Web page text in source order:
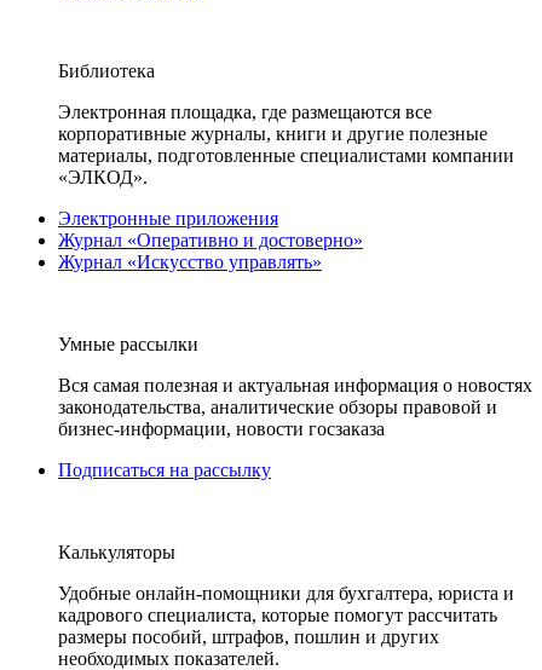
Библиотека
Электронная площадка, где размещаются все
корпоративные журналы, книги и другие полезные
материалы, подготовленные специалистами компании
«ЭЛКОД».
Электронные приложения
Журнал «Оперативно и достоверно»
Журнал «Искусство управлять»
Умные рассылки
Вся самая полезная и актуальная информация о новостях
законодательства, аналитические обзоры правовой и
бизнес-информации, новости госзаказа
Подписаться на рассылку
Калькуляторы
Удобные онлайн-помощники для бухгалтера, юриста и
кадрового специалиста, которые помогут рассчитать
размеры пособий, штрафов, пошлин и других
необходимых показателей.